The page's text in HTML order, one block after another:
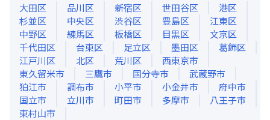
大田区
品川区 新宿区 世田谷区
港区
杉並区
中央区 渋谷区 豊島区
江東区
中野区
練馬区 板橋区 目黒区
文京区
千代田区
台東区 足立区 墨田区
葛飾区
江戸川区
北区 荒川区
西東京市
東久留米市
三鷹市 国分寺市
武蔵野市
狛江市
調布市 小平市 小金井市
府中市
国立市
立川市 町田市 多摩市
八王子市
東村山市